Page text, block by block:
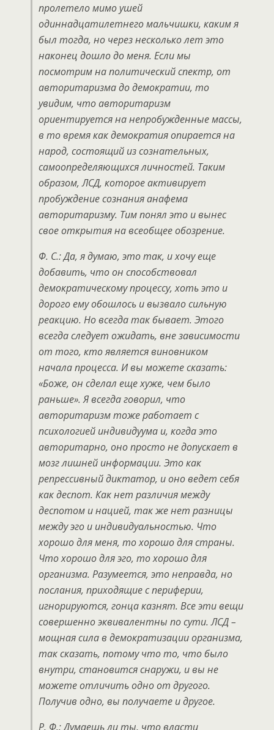
пролетело мимо ушей
одиннадцатилетнего мальчишки, каким я
был тогда, но через несколько лет это
наконец дошло до меня. Если мы
посмотрим на политический спектр, от
авторитаризма до демократии, то
увидим, что авторитаризм
ориентируется на непробужденные массы,
в то время как демократия опирается на
народ, состоящий из сознательных,
самоопределяющихся личностей. Таким
образом, ЛСД, которое активирует
пробуждение сознания анафема
авторитаризму. Тим понял это и вынес
свое открытия на всеобщее обозрение.
Ф. С.: Да, я думаю, это так, и хочу еще
добавить, что он способствовал
демократическому процессу, хоть это и
дорого ему обошлось и вызвало сильную
реакцию. Но всегда так бывает. Этого
всегда следует ожидать, вне зависимости
от того, кто является виновником
начала процесса. И вы можете сказать:
«Боже, он сделал еще хуже, чем было
раньше». Я всегда говорил, что
авторитаризм тоже работает с
психологией индивидуума и, когда это
авторитарно, оно просто не допускает в
мозг лишней информации. Это как
репрессивный диктатор, и оно ведет себя
как деспот. Как нет различия между
деспотом и нацией, так же нет разницы
между эго и индивидуальностью. Что
хорошо для меня, то хорошо для страны.
Что хорошо для эго, то хорошо для
организма. Разумеется, это неправда, но
послания, приходящие с периферии,
игнорируются, гонца казнят. Все эти вещи
совершенно эквивалентны по сути. ЛСД –
мощная сила в демократизации организма,
так сказать, потому что то, что было
внутри, становится снаружи, и вы не
можете отличить одно от другого.
Получив одно, вы получаете и другое.
Р. Ф.: Думаешь ли ты, что власти